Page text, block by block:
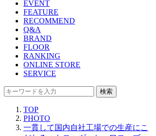
EVENT
FEATURE
RECOMMEND
Q&A
BRAND
FLOOR
RANKING
ONLINE STORE
SERVICE
検索
TOP
PHOTO
一貫して国内自社工場での生産にこ